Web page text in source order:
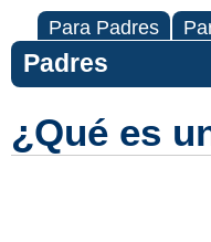
Para Padres
Padres
¿Qué es